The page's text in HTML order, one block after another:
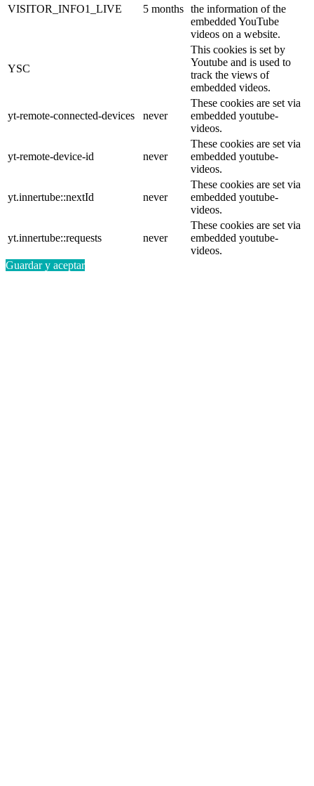
VISITOR_INFO1_LIVE 5 months the information of the
embedded YouTube
videos on a website.
YSC
This cookies is set by
Youtube and is used to
track the views of
embedded videos.
yt-remote-connected-devices never
These cookies are set via
embedded youtube-
videos.
yt-remote-device-id never
These cookies are set via
embedded youtube-
videos.
yt.innertube::nextId never
These cookies are set via
embedded youtube-
videos.
yt.innertube::requests never
These cookies are set via
embedded youtube-
videos.
Guardar y aceptar